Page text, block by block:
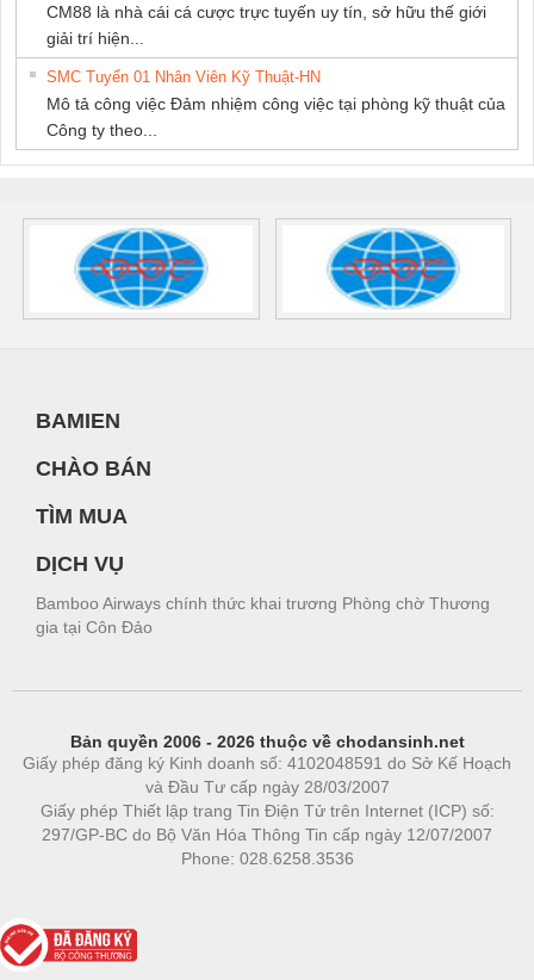
CM88 là nhà cái cá cược trực tuyến uy tín, sở hữu thế giới
giải trí hiện...
SMC Tuyển 01 Nhân Viên Kỹ Thuật-HN
Mô tả công việc Đảm nhiệm công việc tại phòng kỹ thuật của
Công ty theo...
BAMIEN
CHÀO BÁN
TÌM MUA
DỊCH VỤ
Bamboo Airways chính thức khai trương Phòng chờ Thương
gia tại Côn Đảo
Bản quyền 2006 - 2026 thuộc về chodansinh.net
Giấy phép đăng ký Kinh doanh số: 4102048591 do Sở Kế Hoạch
và Đầu Tư cấp ngày 28/03/2007
Giấy phép Thiết lập trang Tin Điện Tử trên Internet (ICP) số:
297/GP-BC do Bộ Văn Hóa Thông Tin cấp ngày 12/07/2007
Phone: 028.6258.3536